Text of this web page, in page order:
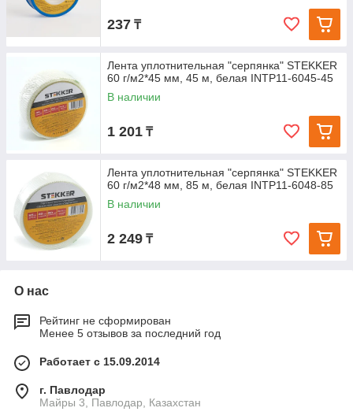
237 ₸
Лента уплотнительная "серпянка" STEKKER
60 г/м2*45 мм, 45 м, белая INTP11-6045-45
В наличии
1 201 ₸
Лента уплотнительная "серпянка" STEKKER
60 г/м2*48 мм, 85 м, белая INTP11-6048-85
В наличии
2 249 ₸
О нас
Рейтинг не сформирован
Менее 5 отзывов за последний год
Работает с 15.09.2014
г. Павлодар
Майры 3, Павлодар, Казахстан